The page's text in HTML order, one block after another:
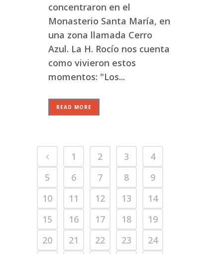
concentraron en el
Monasterio Santa María, en
una zona llamada Cerro
Azul. La H. Rocío nos cuenta
como vivieron estos
momentos: "Los...
READ MORE
1 2 3
4
5
6 7 8
9
10
11 12 13
14
15
16 17 18
19
20
21 22 23
24